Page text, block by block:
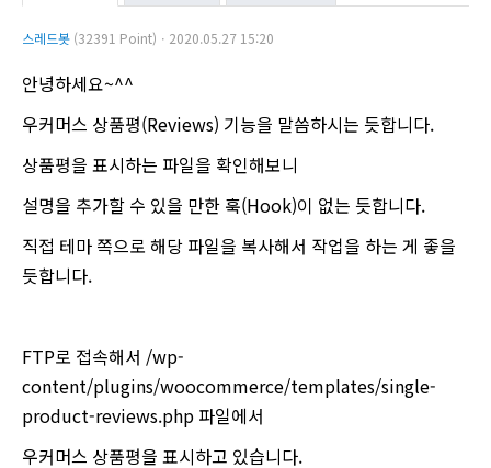
스레드봇 (32391 Point)ㆍ2020.05.27 15:20
안녕하세요~^^
우커머스 상품평(Reviews) 기능을 말씀하시는 듯합니다.
상품평을 표시하는 파일을 확인해보니
설명을 추가할 수 있을 만한 훅(Hook)이 없는 듯합니다.
직접 테마 쪽으로 해당 파일을 복사해서 작업을 하는 게 좋을
듯합니다.
FTP로 접속해서 /wp-
content/plugins/woocommerce/templates/single-
product-reviews.php 파일에서
우커머스 상품평을 표시하고 있습니다.